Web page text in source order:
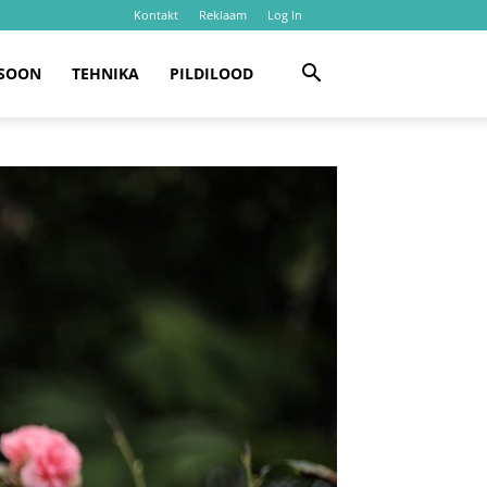
Kontakt Reklaam Log In
TEHNIKA PILDILOOD